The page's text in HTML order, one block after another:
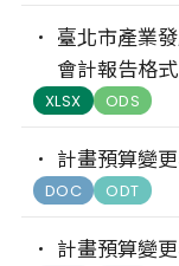
臺北市產業
會計報告格
XLSX ODS
計畫預算變
DOC ODT
計畫預算變